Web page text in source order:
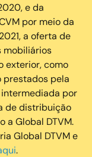
e da
por meio da
a oferta de
mobiliários
exterior, como
prestados pela
intermediada por
de distribuição
a Global DTVM.
Global DTVM e
.